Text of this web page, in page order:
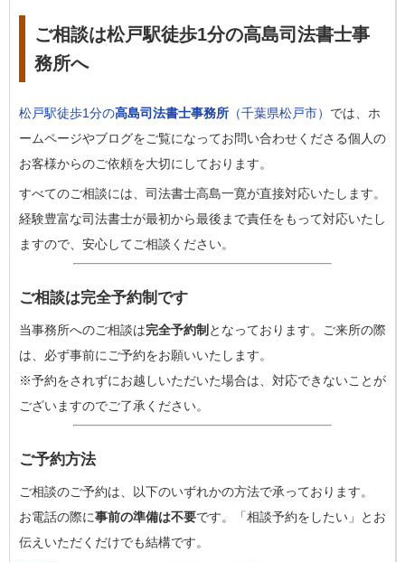
ご相談は松戸駅徒歩1分の高島司法書士事
務所へ
松戸駅徒歩1分の高島司法書士事務所 （千葉県松戸市） では、ホ
ームページやブログをご覧になってお問い合わせくださる個人の
お客様からのご依頼を大切にしております。
すべてのご相談には、司法書士高島一寛が直接対応いたします。
経験豊富な司法書士が最初から最後まで責任をもって対応いたし
ますので、安心してご相談ください。
ご相談は完全予約制です
当事務所へのご相談は完全予約制 となっております。ご来所の際
は、必ず事前にご予約をお願いいたします。
※予約をされずにお越しいただいた場合は、対応できないことが
ございますのでご了承ください。
ご予約方法
ご相談のご予約は、以下のいずれかの方法で承っております。
お電話の際に事前の準備は不要です。「相談予約をしたい」とお
伝えいただくだけでも結構です。